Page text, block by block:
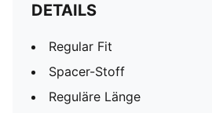
DETAILS
Regular Fit
Spacer-Stoff
Reguläre Länge